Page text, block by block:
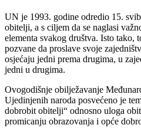
UN je 1993. godine odredio 15.
obitelji, a s ciljem da se naglasi
elementa svakog društva. Isto tako,
pozvane da proslave svoje
osjećaju jedni prema drugima, u
jedni u drugima.
Ovogodišnje obilježavanje
Ujedinjenih naroda posvećeno je
dobrobit obitelji“ odnosno uloga
promicanju obrazovanja i opće